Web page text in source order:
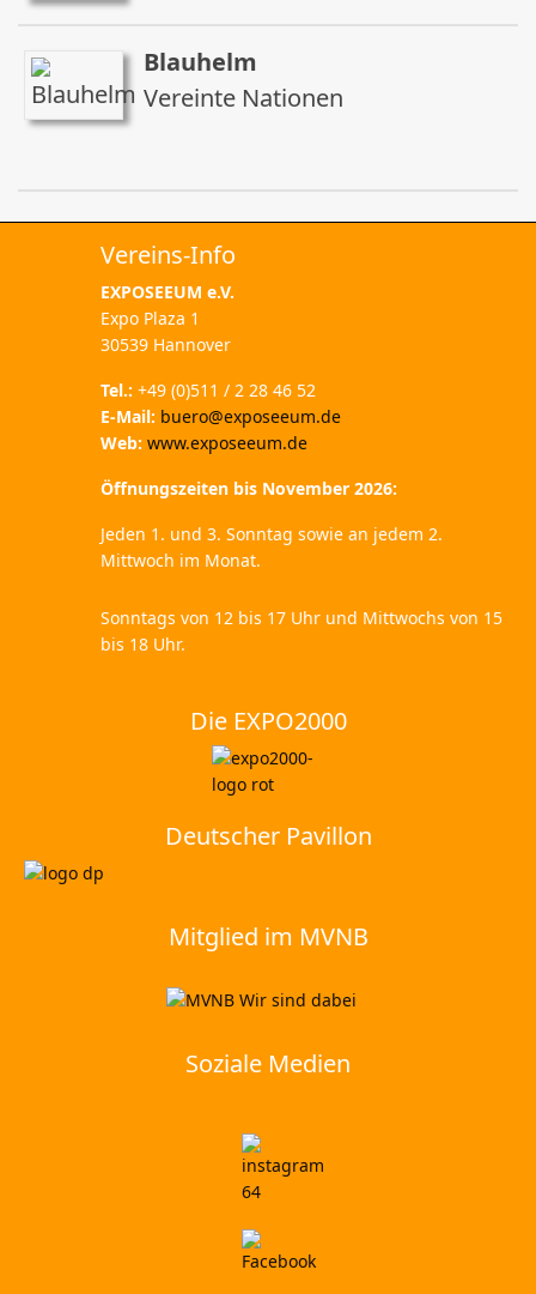
Blauhelm
Vereinte Nationen
Vereins-Info
EXPOSEEUM e.V.
Expo Plaza 1
30539 Hannover
Tel.: +49 (0)511 / 2 28 46 52
E-Mail: buero@exposeeum.de
Web: www.exposeeum.de
Öffnungszeiten bis November 2026:
Jeden 1. und 3. Sonntag sowie an jedem 2.
Mittwoch im Monat.
Sonntags von 12 bis 17 Uhr und Mittwochs von 15
bis 18 Uhr.
Die EXPO2000
Deutscher Pavillon
Mitglied im MVNB
Soziale Medien